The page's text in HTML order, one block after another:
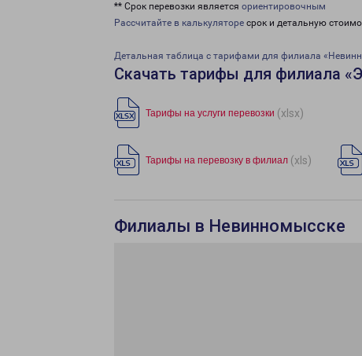
** Срок перевозки является ориентировочным
Рассчитайте в калькуляторе срок и детальную
Детальная таблица с тарифами для филиала
Скачать тарифы для филиала
Тарифы на услуги перевозки (xlsx)
Тарифы на перевозку в филиал (xls)
Филиалы в Невинномысске